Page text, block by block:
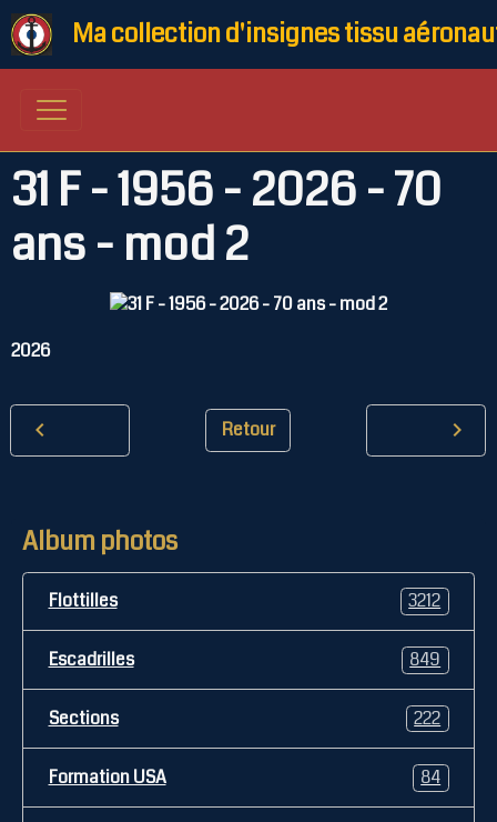
Ma collection d'insignes tissu
31 F - 1956 - 2026 - 70
ans - mod 2
2026
Retour
Album photos
Flottilles 3212
Escadrilles 849
Sections 222
Formation USA 84